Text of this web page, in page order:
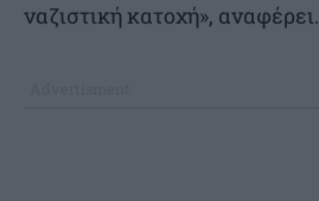
ναζιστική κατοχή», αναφέρει.